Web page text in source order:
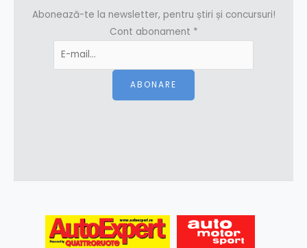
Abonează-te la newsletter, pentru știri și concursuri!
Cont abonament *
ABONARE